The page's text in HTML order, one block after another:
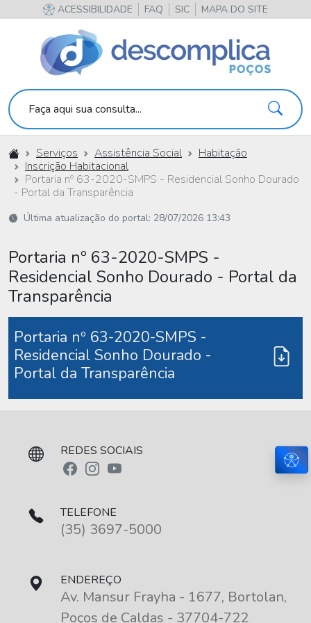
ACESSIBILIDADE FAQ SIC MAPA DO SITE
Faça aqui sua consulta...
Início Serviços Assistência Social
Habitação
Inscrição Habitacional
Portaria nº 63-2020-SMPS - Residencial Sonho Dourado
- Portal da Transparência
Última atualização do portal: 28/07/2026 13:43
Portaria nº 63-2020-SMPS -
Residencial Sonho Dourado - Portal da
Transparência
Portaria nº 63-2020-SMPS -
Residencial Sonho Dourado -
Portal da Transparência
REDES SOCIAIS
TELEFONE
(35) 3697-5000
ENDEREÇO
Av. Mansur Frayha - 1677, Bortolan,
Poços de Caldas - 37704-722